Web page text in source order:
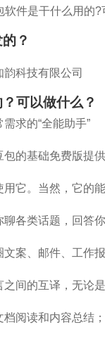
？
科技有限公司
可以做什么？
求的“全能助手”
的基础免费版提
它。当然，它的
各类话题，回答
案、邮件、工作
间的互译，无论
阅读和内容总结